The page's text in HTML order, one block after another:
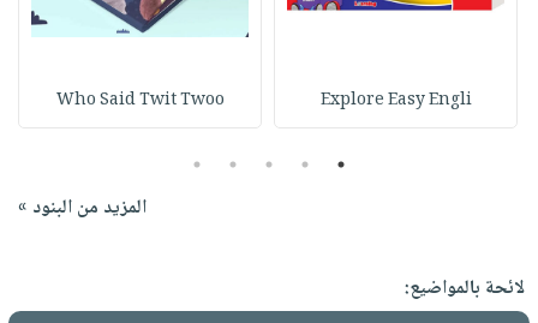
Explore Easy Engli
Who Said Twit Twoo
1
2
3
4
5
المزيد من البنود »
لائحة بالمواضيع: